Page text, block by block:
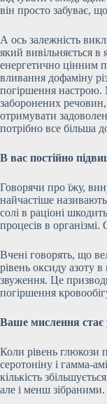
він просто забуває,
А ось залежність
який вивільняється в
енергетично цінним
вливання дофаміну
погіршення настрою.
заборонених
отримувати
потрібно все більша
В вас постійно
Говорячи про їжу,
найчастіше
солі в раціоні
процесів в
Вчені говорять, що
рівень оксиду азоту
звуження. Це
погіршення
Ваше мислення стає
Коли рівень глюкози
серотоніну і гамма-
кількість
але і менш зібраними.